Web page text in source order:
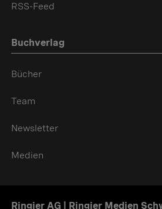
RSS-Feed
Buchverlag
Bücher
Team
Newsletter
Medien
Ringier AG | Ringier Medien